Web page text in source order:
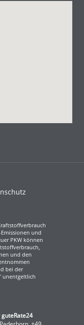
und
PKW können
und den
bei der
unentgeltlich